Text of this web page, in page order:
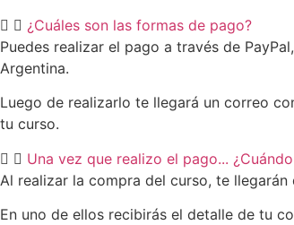
¿Cuáles son las formas de pago?
Puedes realizar el pago a través de PayPal,
Argentina.
Luego de realizarlo te llegará un correo
tu curso.
Una vez que realizo el pago...
Al realizar la compra del curso, te
En uno de ellos recibirás el detalle de tu